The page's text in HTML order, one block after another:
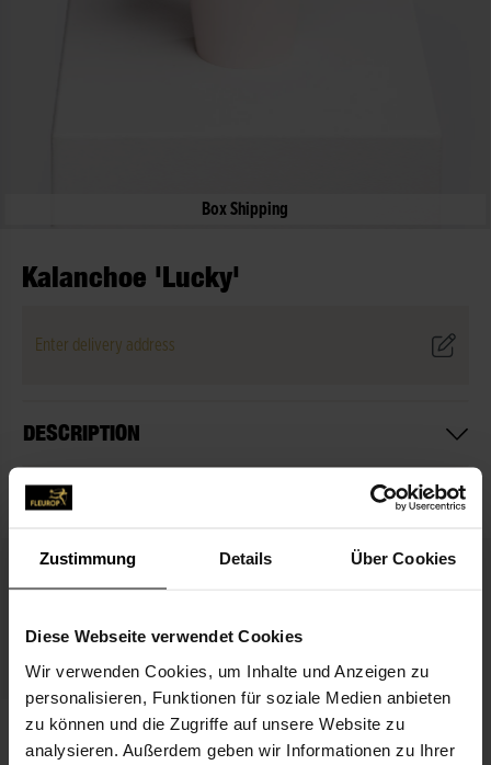
Zustimmung Details Über Cookies
Diese Webseite verwendet Cookies
Wir verwenden Cookies, um Inhalte und Anzeigen zu
personalisieren, Funktionen für soziale Medien anbieten
zu können und die Zugriffe auf unsere Website zu
analysieren. Außerdem geben wir Informationen zu Ihrer
Box Shipping
Kalanchoe 'Lucky'
Enter delivery address
DESCRIPTION
MATCHES THE BOUQUET
All the love